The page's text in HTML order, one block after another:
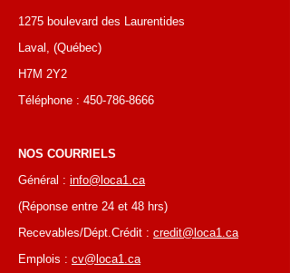
1275 boulevard des Laurentides
Laval, (Québec)
H7M 2Y2
Téléphone : 450-786-8666
NOS COURRIELS
Général : info@loca1.ca
(Réponse entre 24 et 48 hrs)
Recevables/Dépt.Crédit : credit@loca1.ca
Emplois : cv@loca1.ca